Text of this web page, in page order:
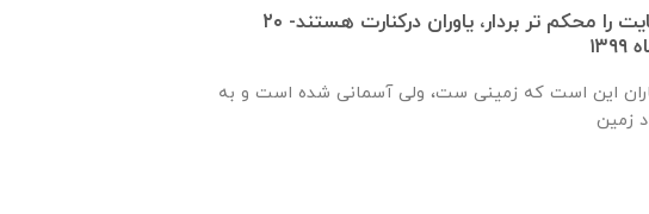
قدم هایت را محکم تر بردار، یاوران درکنارت هستند- ۲۰
این است که زمینی ست، ولی آسمانی شده است و به